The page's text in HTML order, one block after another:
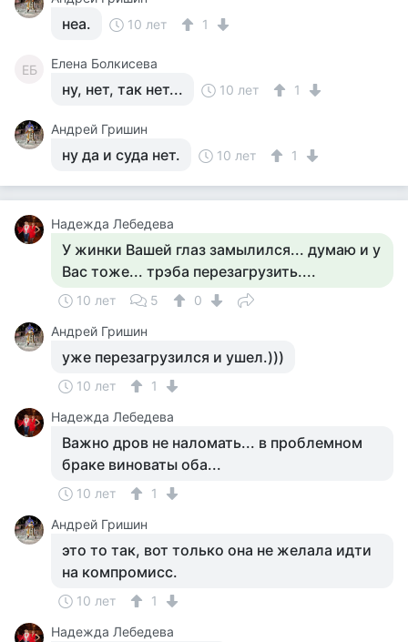
неа. 10 лет 1
ЕБ Елена Болкисева
ну, нет, так нет... 10 лет 1
Андрей Гришин
ну да и суда нет. 10 лет 1
Надежда Лебедева
У жинки Вашей глаз замылился... думаю и у
Вас тоже... трэба перезагрузить....
10 лет 5
0
Андрей Гришин
уже перезагрузился и ушел.)))
10 лет
1
Надежда Лебедева
Важно дров не наломать... в проблемном
браке виноваты оба...
10 лет
1
Андрей Гришин
это то так, вот только она не желала идти
на компромисс.
10 лет
1
Надежда Лебедева